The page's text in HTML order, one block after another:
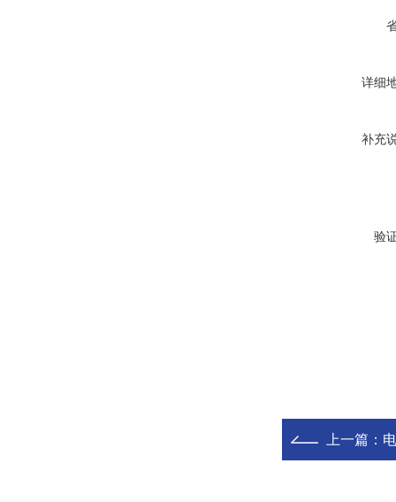
详细
补充
验
上一篇：